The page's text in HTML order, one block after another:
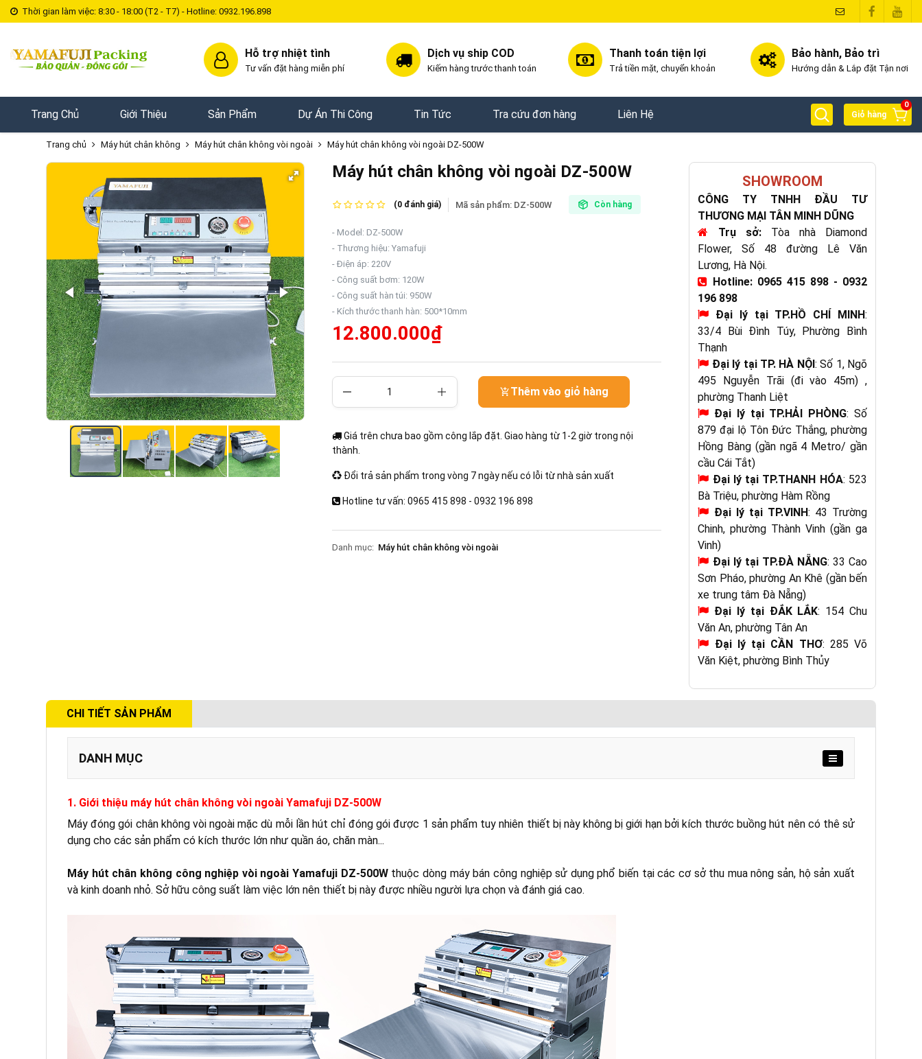
Thời gian làm việc: 8:30 - 18:00 (T2 - T7) - Hotline: 0932.196.898
Hỗ trợ nhiệt tình
Tư vấn đặt hàng miễn phí
Dịch vụ ship COD
Kiếm hàng trước thanh toán
Thanh toán tiện lợi
Trả tiền mặt, chuyển khoản
Bảo hành, Bảo trì
Hướng dẫn & Lắp đặt Tận nơi
Trang Chủ Giới Thiệu Sản Phẩm Dự Án Thi Công Tin Tức Tra cứu đơn hàng Liên Hệ
0
Giỏ hàng
Trang chủ Máy hút chân không Máy hút chân không vòi ngoài Máy hút chân không vòi ngoài DZ-500W
Máy hút chân không vòi ngoài DZ-500W
(0 đánh giá) Mã sản phẩm: DZ-500W Còn hàng
- Model: DZ-500W
- Thương hiệu: Yamafuji
- Điện áp: 220V
- Công suất bơm: 120W
- Công suất hàn túi: 950W
- Kích thước thanh hàn: 500*10mm
12.800.000₫
Thêm vào giỏ hàng
Giá trên chưa bao gồm công lắp đặt. Giao hàng từ 1-2 giờ trong nội
thành.
Đổi trả sản phẩm trong vòng 7 ngày nếu có lỗi từ nhà sản xuất
Hotline tư vấn: 0965 415 898 - 0932 196 898
Danh mục: Máy hút chân không vòi ngoài
SHOWROOM
CÔNG TY TNHH ĐẦU TƯ
THƯƠNG MẠI TÂN MINH DŨNG
Trụ sở: Tòa nhà Diamond
Flower, Số 48 đường Lê Văn
Lương, Hà Nội.
Hotline: 0965 415 898 - 0932
196 898
Đại lý tại TP.HỒ CHÍ MINH:
33/4 Bùi Đình Túy, Phường Bình
Thạnh
Đại lý tại TP. HÀ NỘI: Số 1, Ngõ
495 Nguyễn Trãi (đi vào 45m) ,
phường Thanh Liệt
Đại lý tại TP.HẢI PHÒNG: Số
879 đại lộ Tôn Đức Thắng, phường
Hồng Bàng (gần ngã 4 Metro/ gần
cầu Cái Tắt)
Đại lý tại TP.THANH HÓA: 523
Bà Triệu, phường Hàm Rồng
Đại lý tại TP.VINH: 43 Trường
Chinh, phường Thành Vinh (gần ga
Vinh)
Đại lý tại TP.ĐÀ NẴNG: 33 Cao
Sơn Pháo, phường An Khê (gần bến
xe trung tâm Đà Nẵng)
Đại lý tại ĐẮK LẮK: 154 Chu
Văn An, phường Tân An
Đại lý tại CẦN THƠ: 285 Võ
Văn Kiệt, phường Bình Thủy
CHI TIẾT SẢN PHẨM
DANH MỤC
1. Giới thiệu máy hút chân không vòi ngoài Yamafuji DZ-500W
Máy đóng gói chân không vòi ngoài mặc dù mỗi lần hút chỉ đóng gói được 1 sản phẩm tuy nhiên thiết bị này không bị giới hạn bởi kích thước buồng hút nên có thê sử
dụng cho các sản phẩm có kích thước lớn như quần áo, chăn màn...
Máy hút chân không công nghiệp vòi ngoài Yamafuji DZ-500Wthuộc dòng máy bán công nghiệp sử dụng phổ biến tại các cơ sở thu mua nông sản, hộ sản xuất
và kinh doanh nhỏ. Sở hữu công suất làm việc lớn nên thiết bị này được nhiều người lựa chọn và đánh giá cao.